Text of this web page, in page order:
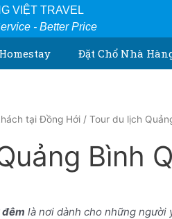
VIỆT TRAVEL
- Better Price
Đặt Chổ Nhà
tại Đồng Hới / Tour du lịch
Bình
đêm là nơi dành cho những người